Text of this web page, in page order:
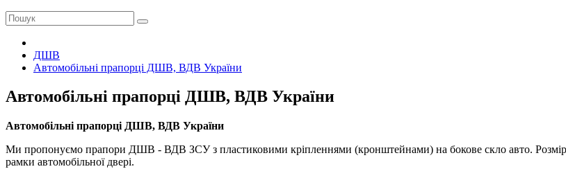
ДШВ
Автомобільні прапорці ДШВ, ВДВ України
Автомобільні прапорці ДШВ, ВДВ України
Автомобільні прапорці ДШВ, ВДВ України
Ми пропонуємо прапори ДШВ - ВДВ ЗСУ з пластиковими кріпленнями (кронштейнами) на бокове скло авто. Розмір
рамки автомобільної двері.